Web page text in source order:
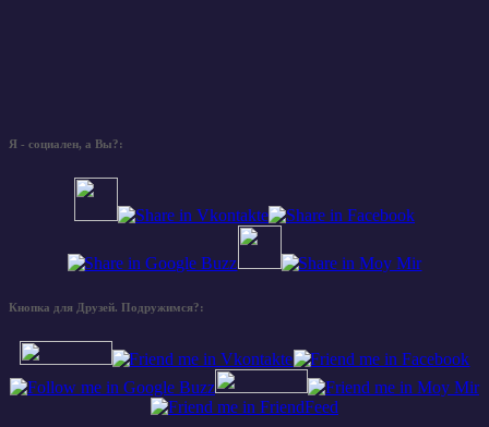
Я - социален, а Вы?:
Кнопка для Друзей. Подружимся?: